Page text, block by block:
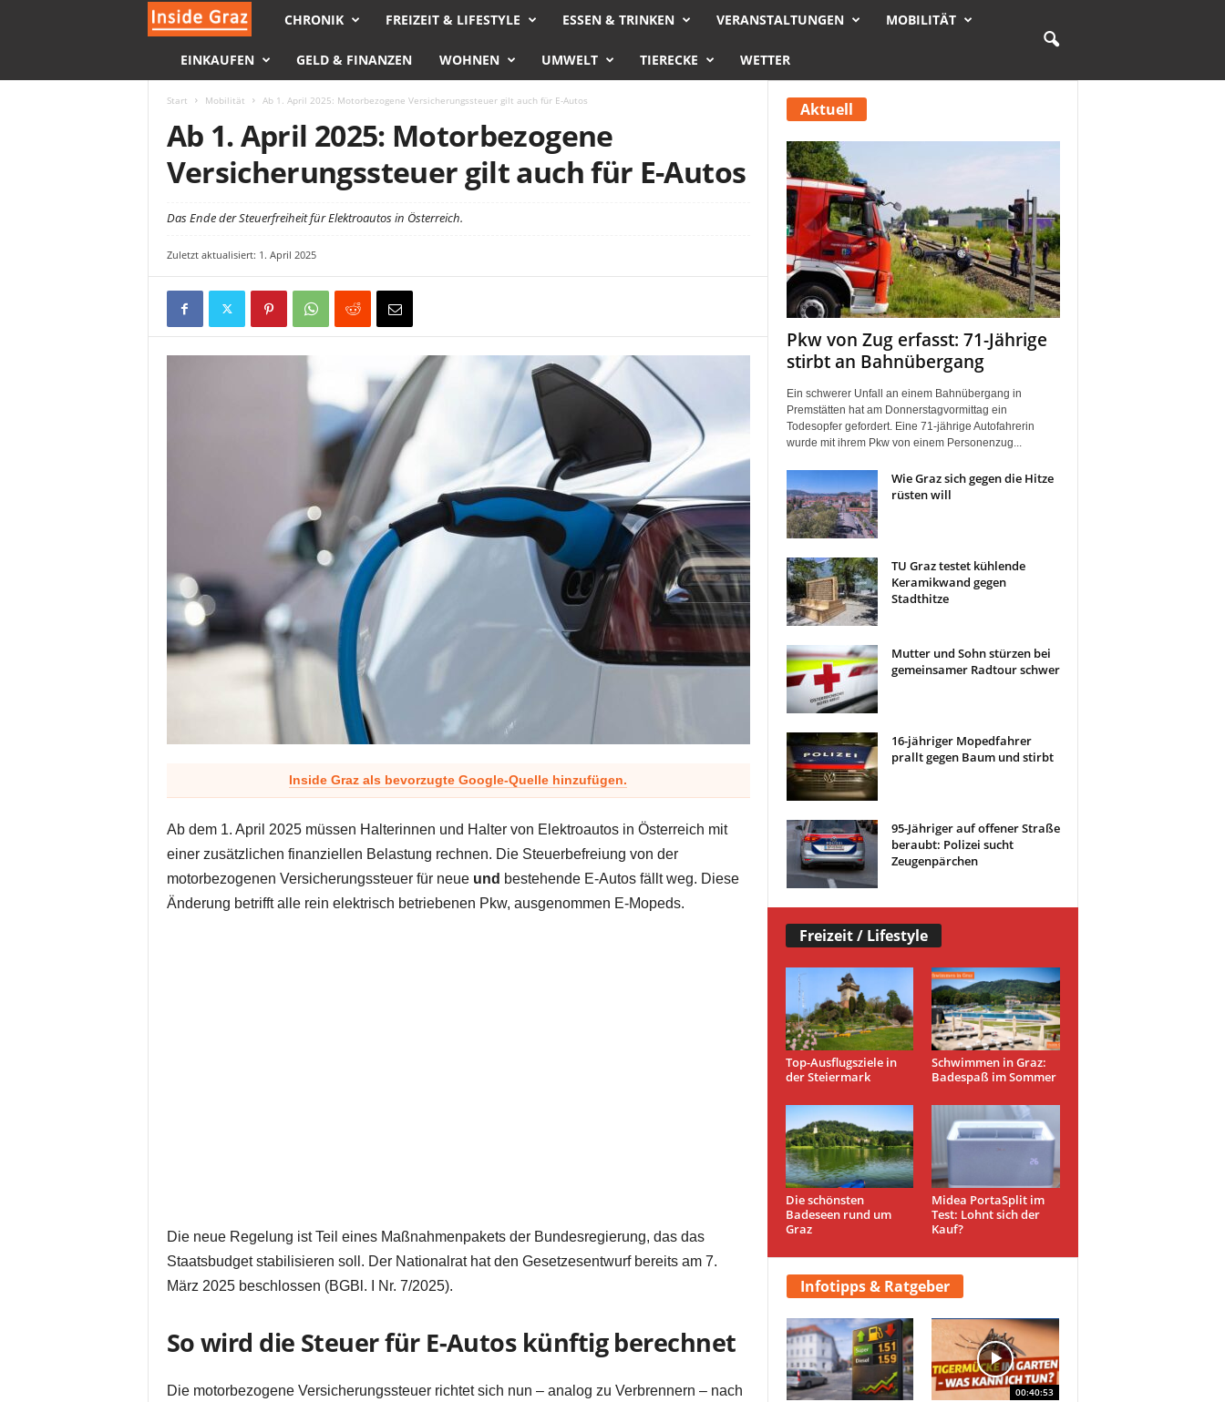
s
i
d
e
G
a
CHRONIK FREIZEIT & LIFESTYLE ESSEN & TRINKEN VERANSTALTUNGEN MOBILITÄT
EINKAUFEN GELD & FINANZEN WOHNEN UMWELT TIERECKE WETTER
Start Mobilität Ab 1. April 2025: Motorbezogene Versicherungssteuer gilt auch für E-Autos
Ab 1. April 2025: Motorbezogene
Versicherungssteuer gilt auch für E-Autos
Das Ende der Steuerfreiheit für Elektroautos in Österreich.
Zuletzt aktualisiert: 1. April 2025
Inside Graz als bevorzugte Google-Quelle hinzufügen.
Ab dem 1. April 2025 müssen Halterinnen und Halter von Elektroautos in Österreich mit
einer zusätzlichen finanziellen Belastung rechnen. Die Steuerbefreiung von der
motorbezogenen Versicherungssteuer für neue und bestehende E-Autos fällt weg. Diese
Änderung betrifft alle rein elektrisch betriebenen Pkw, ausgenommen E-Mopeds.
Die neue Regelung ist Teil eines Maßnahmenpakets der Bundesregierung, das das
Staatsbudget stabilisieren soll. Der Nationalrat hat den Gesetzesentwurf bereits am 7.
März 2025 beschlossen (BGBl. I Nr. 7/2025).
So wird die Steuer für E-Autos künftig berechnet
Die motorbezogene Versicherungssteuer richtet sich nun – analog zu Verbrennern – nach
Aktuell
Pkw von Zug erfasst: 71-Jährige
stirbt an Bahnübergang
Ein schwerer Unfall an einem Bahnübergang in
Premstätten hat am Donnerstagvormittag ein
Todesopfer gefordert. Eine 71-jährige Autofahrerin
wurde mit ihrem Pkw von einem Personenzug...
Wie Graz sich gegen die Hitze
rüsten will
TU Graz testet kühlende
Keramikwand gegen
Stadthitze
Mutter und Sohn stürzen bei
gemeinsamer Radtour schwer
16-jähriger Mopedfahrer
prallt gegen Baum und stirbt
95-Jähriger auf offener Straße
beraubt: Polizei sucht
Zeugenpärchen
Freizeit / Lifestyle
Top-Ausflugsziele in
der Steiermark
Schwimmen in Graz:
Badespaß im Sommer
Die schönsten
Badeseen rund um
Graz
Midea PortaSplit im
Test: Lohnt sich der
Kauf?
Infotipps & Ratgeber
00:40:53